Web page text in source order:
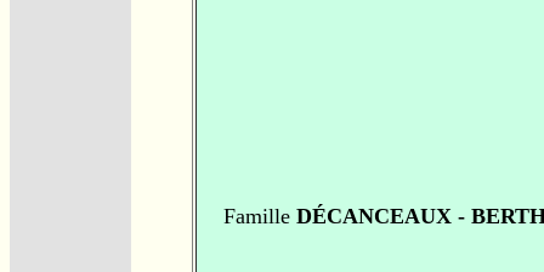
Famille DÉCANCEAUX -